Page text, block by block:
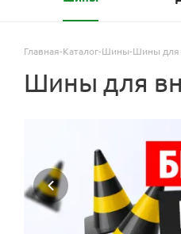
Главная-Каталог-Шины-Шины для
Шины для